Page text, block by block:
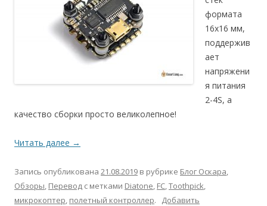
формата
16х16 мм,
поддержив
ает
напряжени
я питания
2-4S, а
качество сборки просто великолепное!
Читать далее →
Запись опубликована 21.08.2019 в рубрике Блог Оскара,
Обзоры, Перевод с метками Diatone, FC,Toothpick,
микрокоптер, полетный контроллер. Добавить